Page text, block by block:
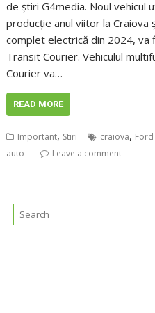
de știri G4media. Noul vehicul
producţie anul viitor la Craiova
complet electrică din 2024,
Transit Courier. Vehiculul
Courier va…
READ MORE
Important, Stiri craiova,
auto
Leave a comment